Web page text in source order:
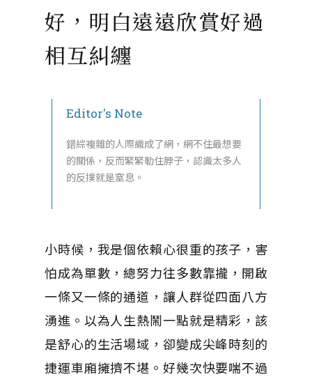
好，明白遠遠欣賞好過
相互糾纏
Editor's Note
錯綜複雜的人際織成了網，網不住最想要
的關係，反而緊緊勒住脖子，認識太多人
的反撲就是窒息。
小時候，我是個依賴心很重的孩子，害
怕成為單數，總努力往多數靠攏，開啟
一條又一條的通道，讓人群從四面八方
湧進。以為人生熱鬧一點就是精彩，該
是舒心的生活場域，卻變成尖峰時刻的
捷運車廂擁擠不堪。好幾次快要喘不過